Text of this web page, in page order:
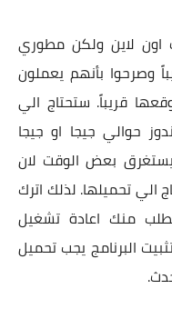
اون لاين ولكن مطوري
وصرحوا بأنهم يعملون
قريباً. ستحتاج الي
حوالي جيجا او جيجا
بعض الوقت لان
من 250 ميجا تحتاج الي تحميلها. لذلك اترك
يطلب منك اعادة تشغيل
البرنامج يجب تحميل